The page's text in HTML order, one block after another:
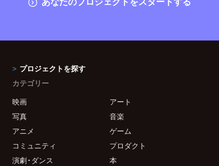
プロジェクトを探す
カテゴリー
映画
アート
写真
音楽
アニメ
ゲーム
コミュニティ
プロダクト
演劇・ダンス
本